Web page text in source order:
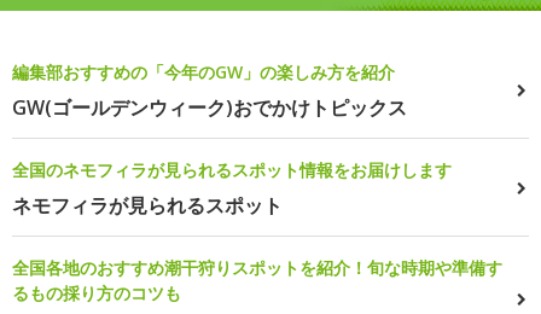
編集部おすすめの「今年のGW」の楽しみ方を紹介
GW(ゴールデンウィーク)おでかけトピックス
全国のネモフィラが見られるスポット情報をお届けします
ネモフィラが見られるスポット
全国各地のおすすめ潮干狩りスポットを紹介！旬な時期や準備す
るもの採り方のコツも